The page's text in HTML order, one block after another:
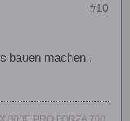
#10
bauen machen .